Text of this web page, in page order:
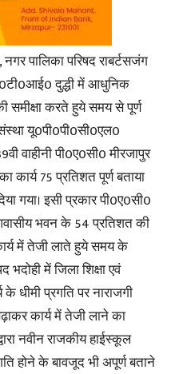
पालिका परिषद राबर्टसजंग
दुद्धी में आधुनिक
समीक्षा करते हुये समय से पूर्ण
यू0पी0पी0सी0एल0
वाहीनी पी0ए0सी0 मीरजापुर
75 प्रतिशत पूर्ण बताया
गया। इसी प्रकार पी0ए0सी0
भवन के 54 प्रतिशत की
में तेजी लाते हुये समय के
में जिला शिक्षा एवं
धीमी प्रगति पर नाराजगी
कार्य में तेजी लाने का
नवीन राजकीय हाईस्कूल
होने के बावजूद भी अपूर्ण बताने